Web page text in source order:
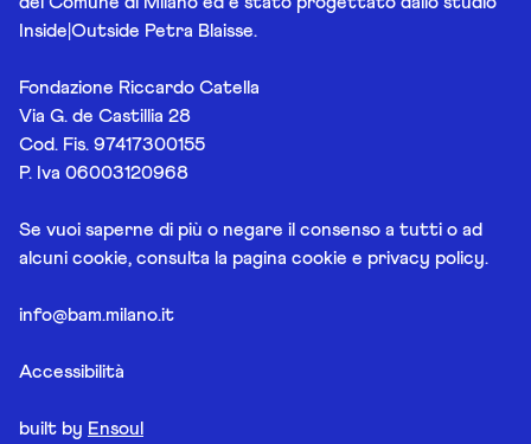
Inside|Outside Petra Blaisse.
Fondazione Riccardo Catella
Via G. de Castillia 28
Cod. Fis. 97417300155
P. Iva 06003120968
Se vuoi saperne di più o negare il consenso a tutti o ad
alcuni cookie, consulta la pagina cookie e privacy policy.
info@bam.milano.it
Accessibilità
built by Ensoul